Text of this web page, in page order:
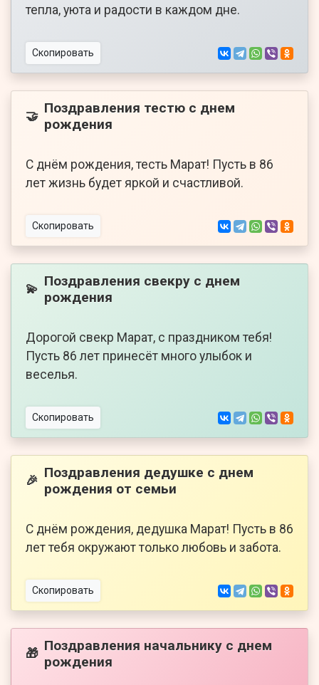
тепла, уюта и радости в каждом дне.
Скопировать
🤝 Поздравления тестю с днем
рождения
С днём рождения, тесть Марат! Пусть в 86
лет жизнь будет яркой и счастливой.
Скопировать
💫 Поздравления свекру с днем
рождения
Дорогой свекр Марат, с праздником тебя!
Пусть 86 лет принесёт много улыбок и
веселья.
Скопировать
🎉 Поздравления дедушке с днем
рождения от семьи
С днём рождения, дедушка Марат! Пусть в 86
лет тебя окружают только любовь и забота.
Скопировать
🎁 Поздравления начальнику с днем
рождения